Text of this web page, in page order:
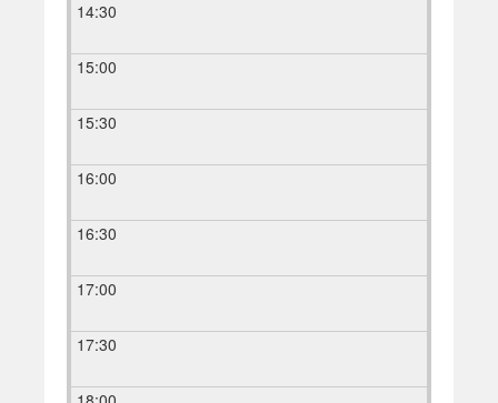
14:30
15:00
15:30
16:00
16:30
17:00
17:30